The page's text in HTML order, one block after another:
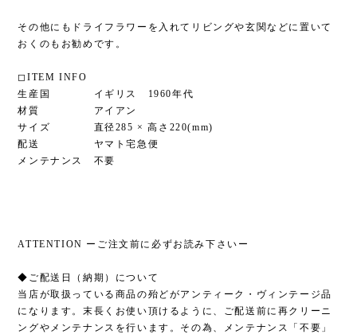
その他にもドライフラワーを入れてリビングや玄関などに置いて
おくのもお勧めです。
◻︎ITEM INFO
生産国 イギリス 1960年代
材質 アイアン
サイズ 直径285 × 高さ220(mm)
配送 ヤマト宅急便
メンテナンス 不要
ATTENTION ーご注文前に必ずお読み下さいー
◆ご配送日（納期）について
当店が取扱っている商品の殆どがアンティーク・ヴィンテージ品
になります。末長くお使い頂けるように、ご配送前に再クリーニ
ングやメンテナンスを行います。その為、メンテナンス「不要」